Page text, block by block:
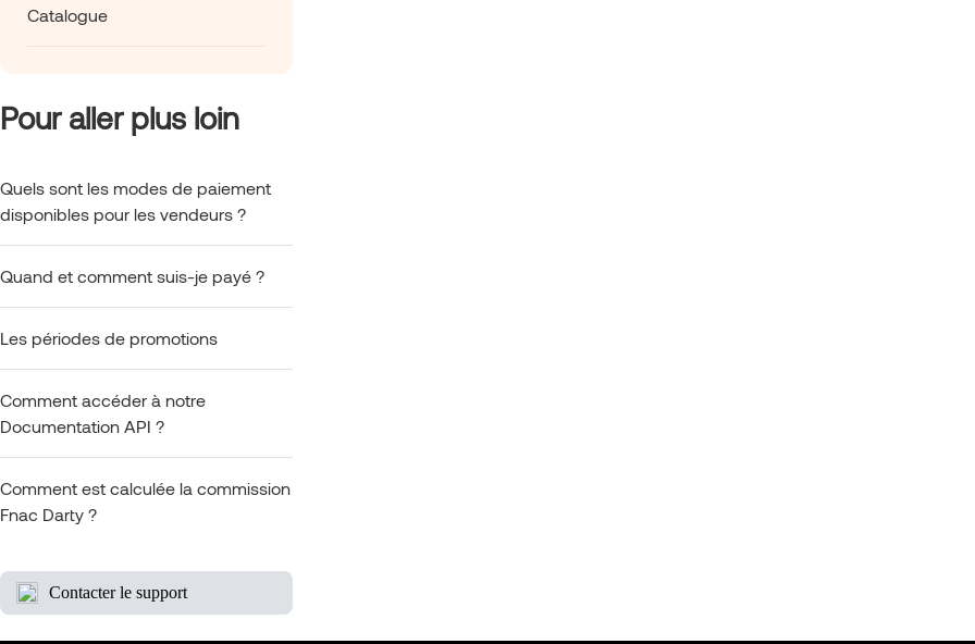
Catalogue
Pour aller plus loin
Quels sont les modes de paiement
disponibles pour les vendeurs ?
Quand et comment suis-je payé ?
Les périodes de promotions
Comment accéder à notre
Documentation API ?
Comment est calculée la commission
Fnac Darty ?
Contacter le support